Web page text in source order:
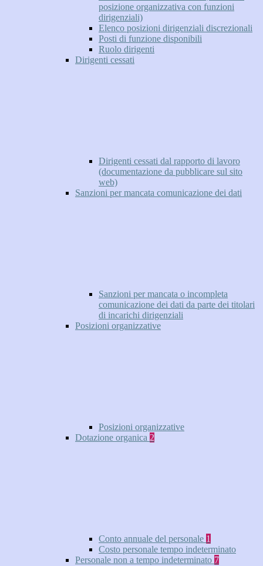
posizione organizzativa con funzioni
dirigenziali)
Elenco posizioni dirigenziali discrezionali
Posti di funzione disponibili
Ruolo dirigenti
Dirigenti cessati
Dirigenti cessati dal rapporto di lavoro
(documentazione da pubblicare sul sito
web)
Sanzioni per mancata comunicazione dei dati
Sanzioni per mancata o incompleta
comunicazione dei dati da parte dei titolari
di incarichi dirigenziali
Posizioni organizzative
Posizioni organizzative
Dotazione organica 2
Conto annuale del personale 1
Costo personale tempo indeterminato
Personale non a tempo indeterminato 7